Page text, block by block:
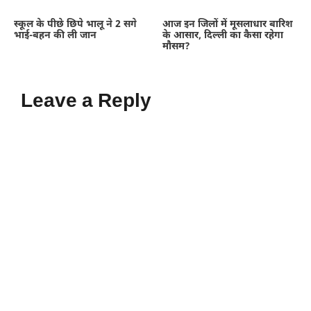
स्कूल के पीछे छिपे भालू ने 2 सगे
भाई-बहन की ली जान
आज इन जिलों में मूसलाधार बारिश
के आसार, दिल्ली का कैसा रहेगा
मौसम?
Leave a Reply